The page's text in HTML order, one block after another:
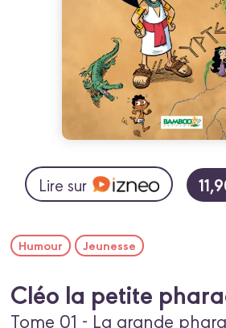
Lire sur
Humour Jeunesse
Cléo la petite
Tome 01 - La grande